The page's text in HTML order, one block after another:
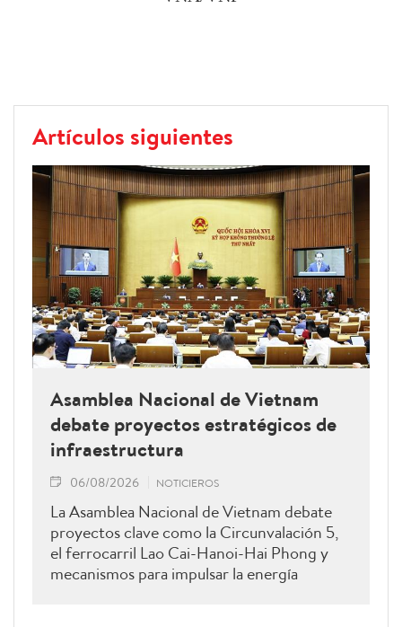
Artículos siguientes
Asamblea Nacional de Vietnam
debate proyectos estratégicos de
infraestructura
06/08/2026 NOTICIEROS
La Asamblea Nacional de Vietnam debate
proyectos clave como la Circunvalación 5,
el ferrocarril Lao Cai-Hanoi-Hai Phong y
mecanismos para impulsar la energía